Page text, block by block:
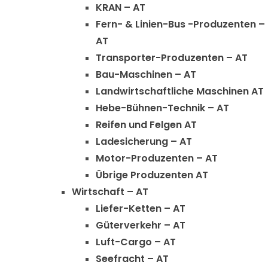
KRAN – AT
Fern- & Linien-Bus -Produzenten –
AT
Transporter-Produzenten – AT
Bau-Maschinen – AT
Landwirtschaftliche Maschinen AT
Hebe-Bühnen-Technik – AT
Reifen und Felgen AT
Ladesicherung – AT
Motor-Produzenten – AT
Übrige Produzenten AT
Wirtschaft – AT
Liefer-Ketten – AT
Güterverkehr – AT
Luft-Cargo – AT
Seefracht – AT